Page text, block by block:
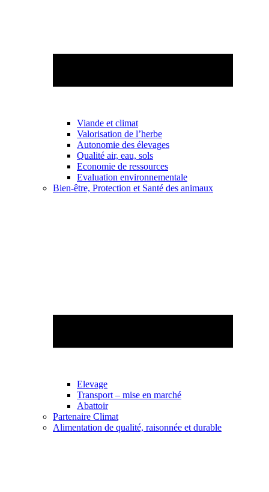
Viande et climat
Valorisation de l’herbe
Autonomie des élevages
Qualité air, eau, sols
Economie de ressources
Evaluation environnementale
Bien-être, Protection et Santé des animaux
Elevage
Transport – mise en marché
Abattoir
Partenaire Climat
Alimentation de qualité, raisonnée et durable